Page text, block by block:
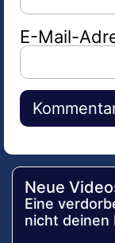
E-Mail-
Alternative:
Neue
Eine
nicht deinen